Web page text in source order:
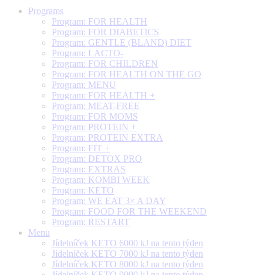
Programs
Program: FOR HEALTH
Program: FOR DIABETICS
Program: GENTLE (BLAND) DIET
Program: LACTO-
Program: FOR CHILDREN
Program: FOR HEALTH ON THE GO
Program: MENU
Program: FOR HEALTH +
Program: MEAT-FREE
Program: FOR MOMS
Program: PROTEIN +
Program: PROTEIN EXTRA
Program: FIT +
Program: DETOX PRO
Program: EXTRAS
Program: KOMBI WEEK
Program: KETO
Program: WE EAT 3× A DAY
Program: FOOD FOR THE WEEKEND
Program: RESTART
Menu
Jídelníček KETO 6000 kJ na tento týden
Jídelníček KETO 7000 kJ na tento týden
Jídelníček KETO 8000 kJ na tento týden